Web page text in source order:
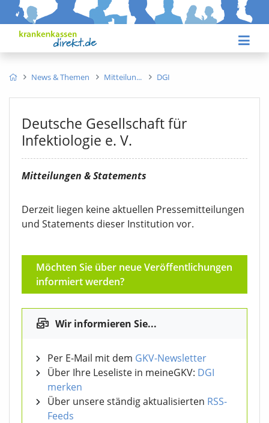
News & Themen Mitteilun DGI
Deutsche Gesellschaft für
Infektiologie e. V.
Mitteilungen & Statements
Derzeit liegen keine aktuellen Pressemitteilungen
und Statements dieser Institution vor.
Möchten Sie über neue Veröffentlichungen
informiert werden?
Wir informieren Sie...
Per E-Mail mit dem GKV-Newsletter
Über Ihre Leseliste in meineGKV: DGI
merken
Über unsere ständig aktualisierten RSS-
Feeds